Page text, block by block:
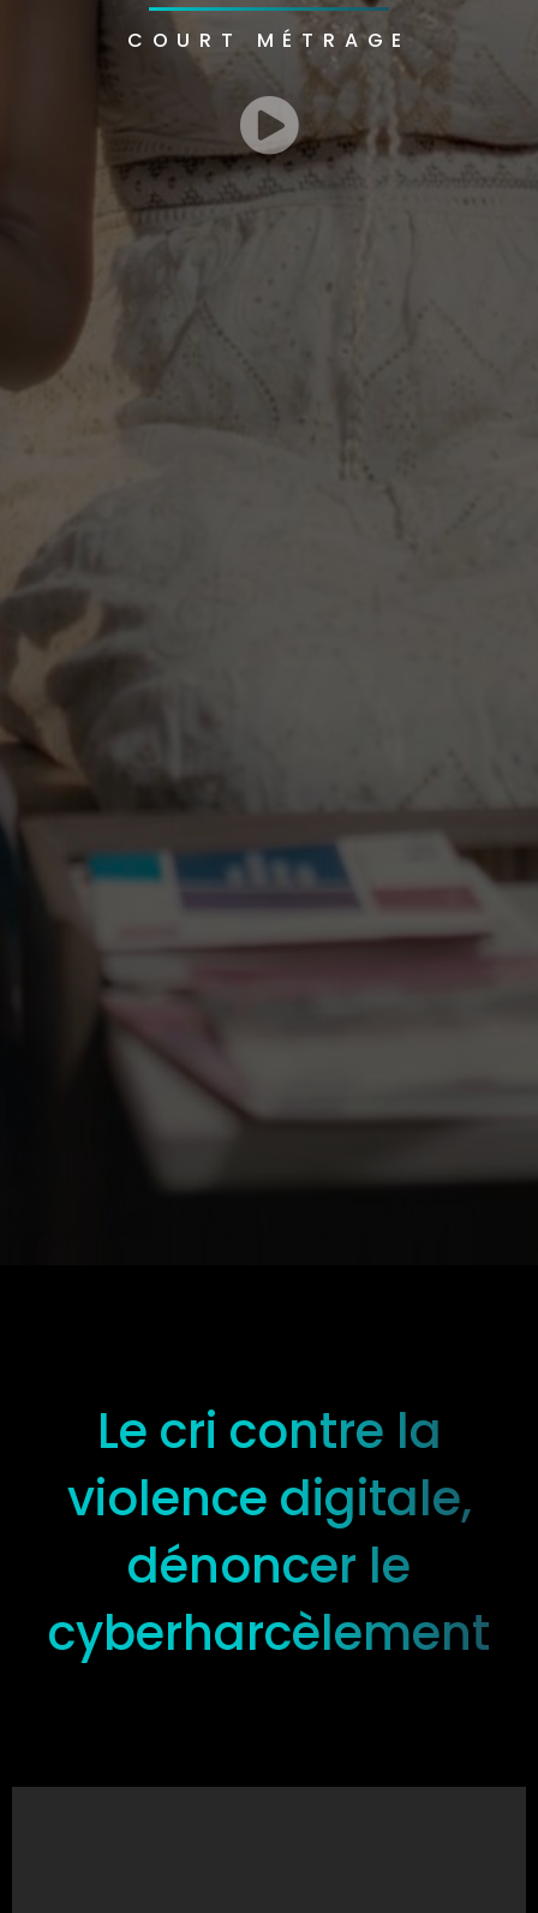
COURT MÉTRAGE
Le cri contre la
violence digitale,
dénoncer le
cyberharcèlement